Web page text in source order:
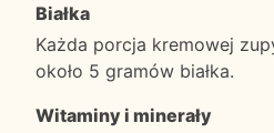
Białka
Każda porcja kremowej
około 5 gramów białka.
Witaminy i minerały